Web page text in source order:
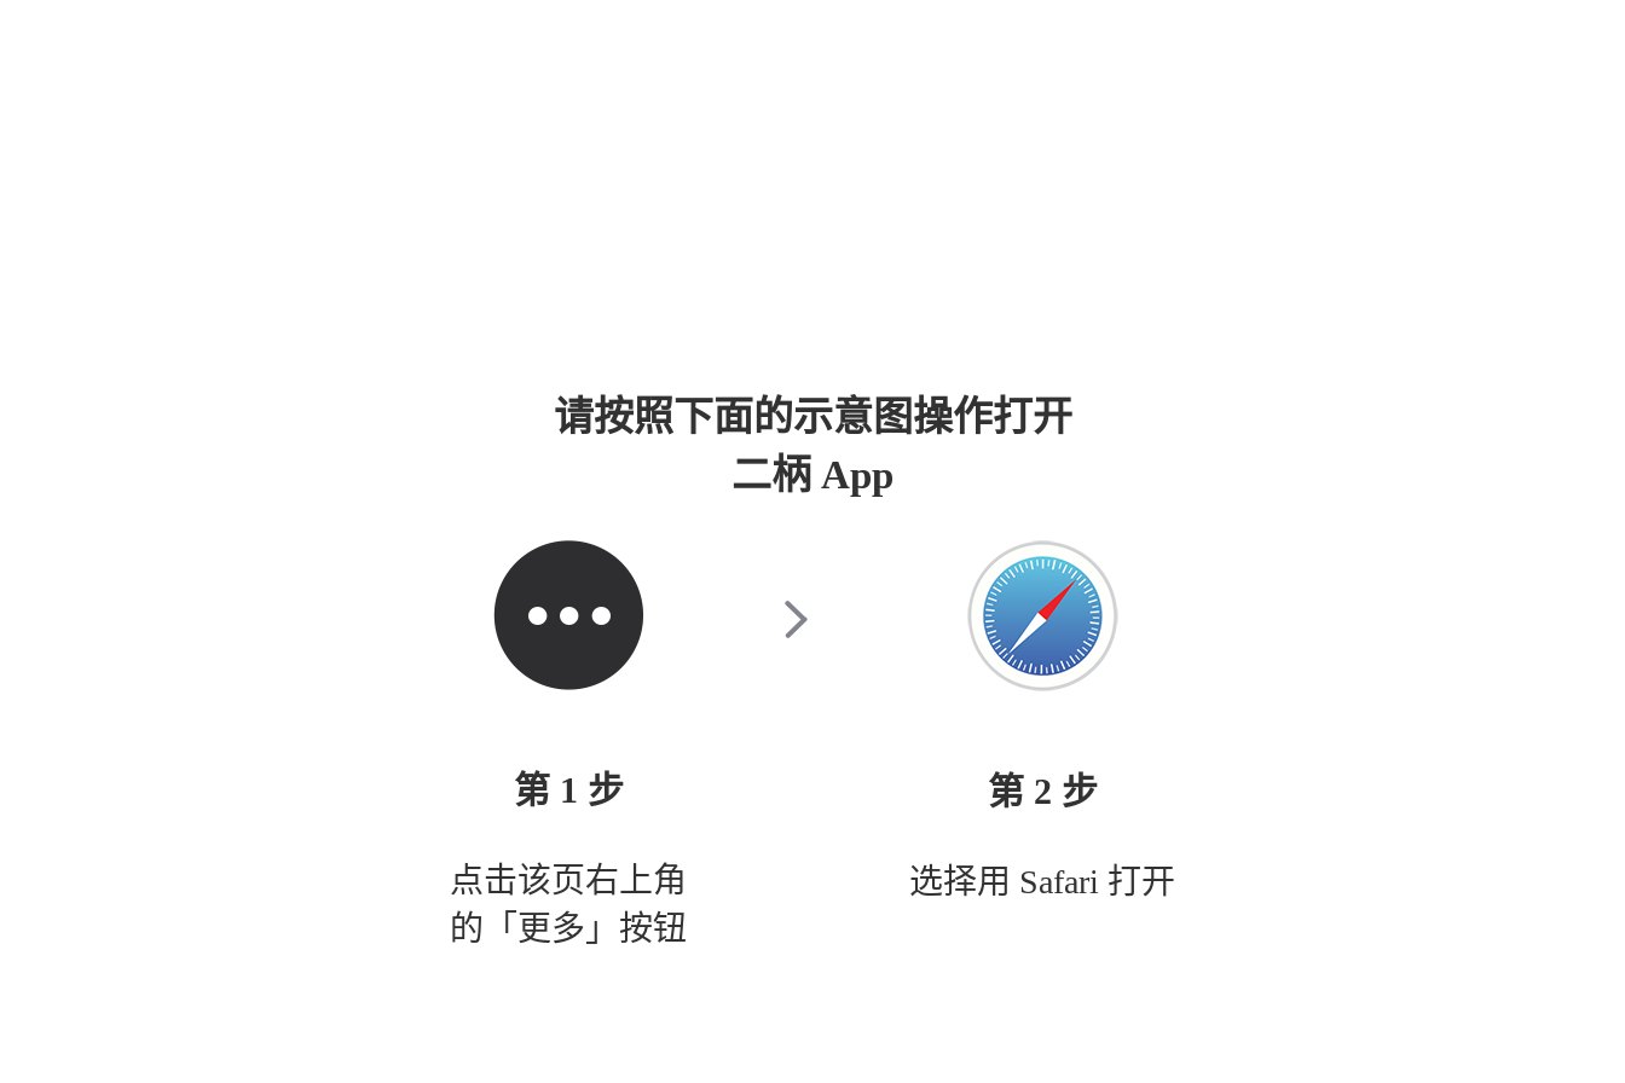
请按照下面的示意图操作打开
二柄 App
第 1 步
点击该页右上角
的「更多」按钮
第 2 步
选择用 Safari 打开